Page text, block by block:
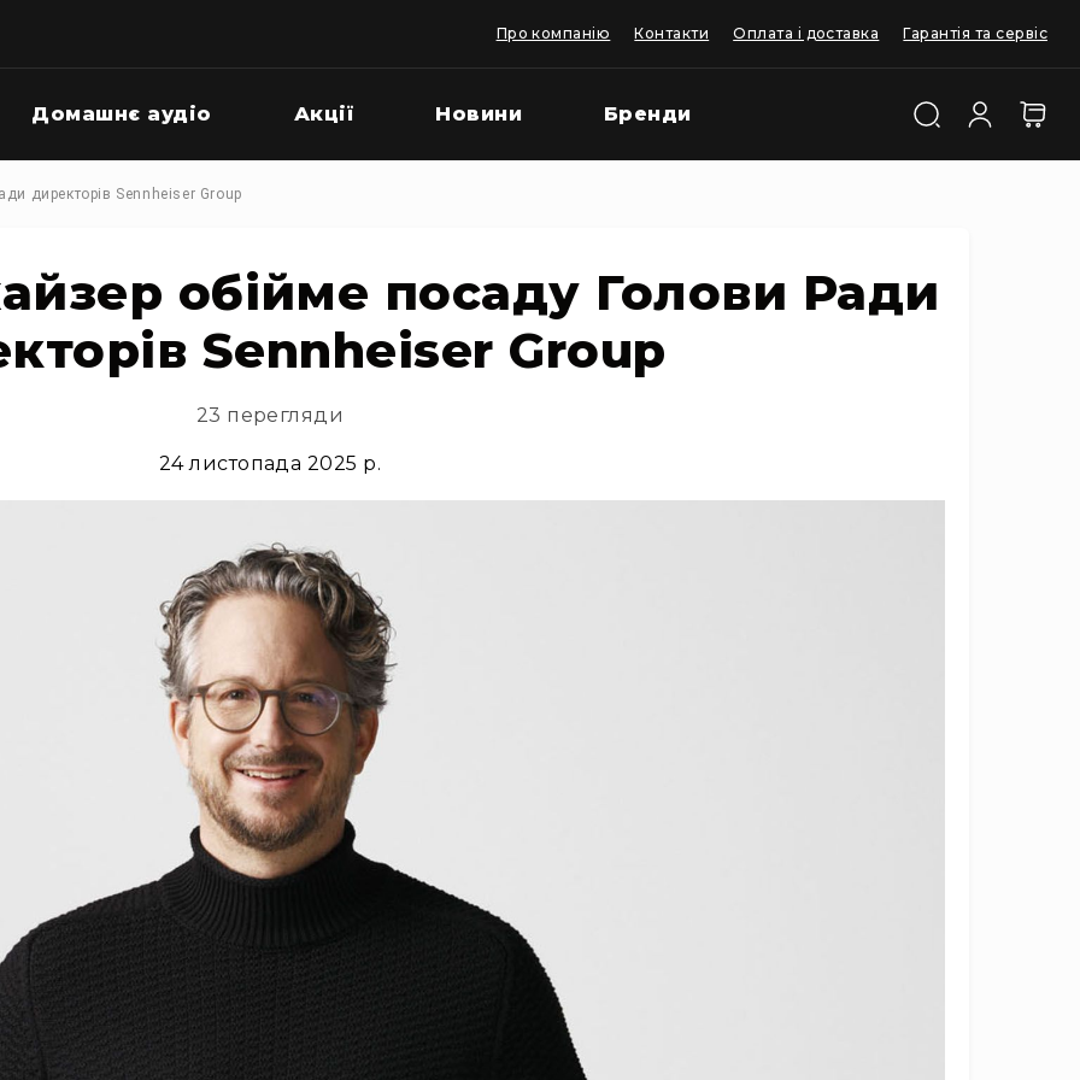
Про компанію Контакти Оплата і доставка Гарантія та сервіс
Домашнє аудіо Акції Новини Бренди
директорів Sennheiser Group
обійме посаду Голови Ради
Sennheiser Group
23 перегляди
24 листопада 2025 р.